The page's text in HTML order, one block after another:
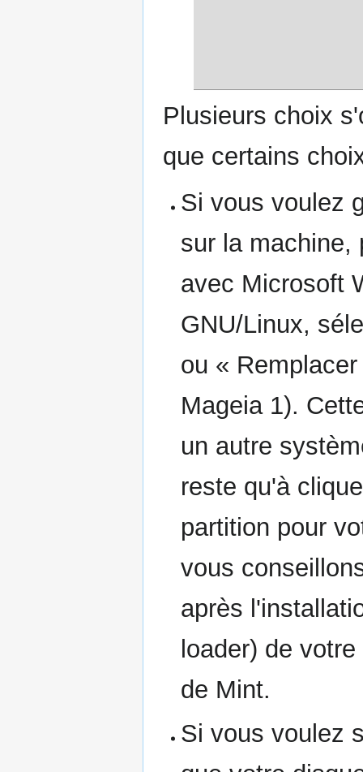
Plusieurs choix
que certains
Si vous voulez
sur la machine,
avec Microsoft
GNU/Linux,
ou «
Mageia 1).
un autre
reste qu'à
partition pour
vous
après
loader) de
de Mint.
Si vous voulez